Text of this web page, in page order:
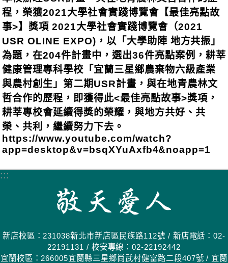
程，榮獲2021大學社會實踐博覽會【最佳亮點故
事>】獎項 2021大學社會實踐博覽會（2021
USR OLINE EXPO)，以「大學助陣 地方共振」
為題，在204件計畫中，選出36件亮點案例，耕莘
健康管理專科學校「宜蘭三星鄉農棄物六級產業
與農村創生」第二期USR計畫，與在地青農林文
哲合作的歷程，即獲得此<最佳亮點故事>獎項，
耕莘專校會延續得獎的榮耀，與地方共好、共
榮、共利，繼續努力下去。
https://www.youtube.com/watch?
app=desktop&v=bsqXYuAxfb4&noapp=1
:::
新店校區：231038新北市新店區民族路112號 / 新店電話：02-
22191131 / 校安專線：02-22192442
宜蘭校區：266005宜蘭縣三星鄉尚武村健富路二段407號 / 宜蘭